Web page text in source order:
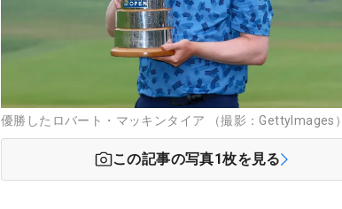
優勝したロバート・マッキンタイア （撮影：GettyImages）
この記事の写真1枚を見る